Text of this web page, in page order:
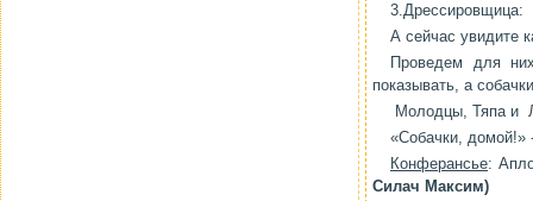
3.Дрессировщица:
А сейчас увидите
Проведем для
показывать, а
Молодцы, Тяпа и
«Собачки, домой!»
Конферансье:
Силач Максим)